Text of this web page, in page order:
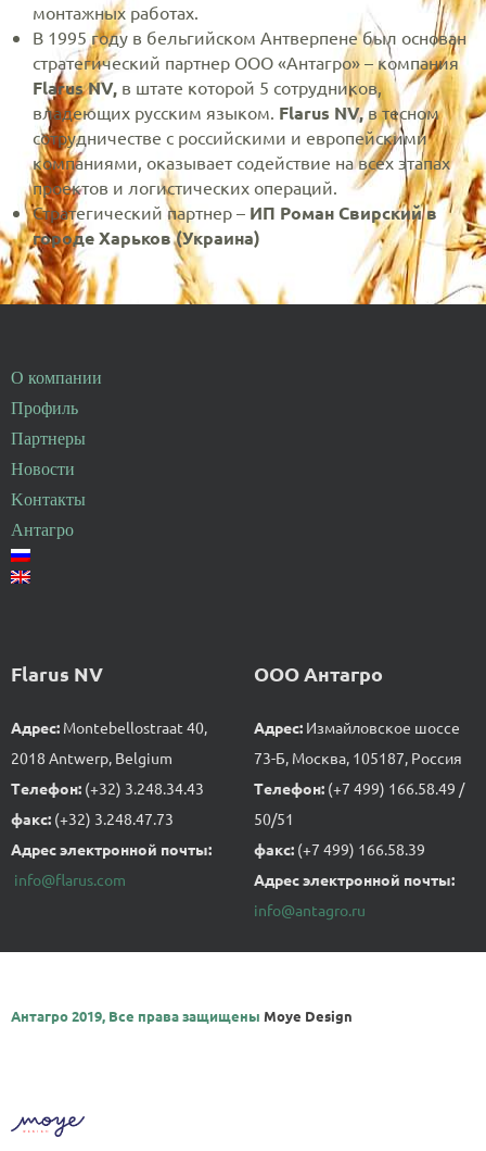
монтажных работах.
В 1995 году в бельгийском Антверпене был основан
стратегический партнер ООО «Антагро» – компания
FlarusNV, в штате которой 5 сотрудников,
владеющих русским языком. Flarus NV,в тесном
сотрудничестве с российскими и европейскими
компаниями, оказывает содействие на всех этапах
проектов и логистических операций.
Стратегический партнер – ИП Роман Свирский в
городе Харьков (Украина)
О компании
Профиль
Партнеры
Новости
Kонтакты
Антагро
Flarus NV
Адрес: Montebellostraat 40,
2018 Antwerp, Belgium
Tелефон: (+32) 3.248.34.43
факс: (+32) 3.248.47.73
Адрес электронной почты:
info@flarus.com
ООО Антагро
Адрес: Измайловское шоссе
73-Б, Москва, 105187, Россия
Tелефон: (+7 499) 166.58.49 /
50/51
факс: (+7 499) 166.58.39
Адрес электронной почты:
info@antagro.ru
Антагро 2019, Все права защищены Moye Design